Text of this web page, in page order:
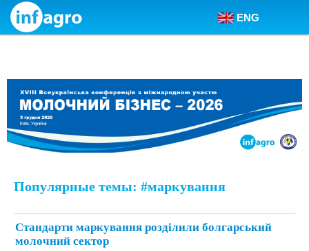
Skip to content
ENG
Популярные темы: #маркування
Стандарти маркування розділили болгарський
молочний сектор